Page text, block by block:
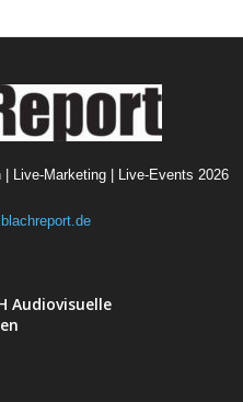
Live-Marketing | Live-Events 2026
Audiovisuelle